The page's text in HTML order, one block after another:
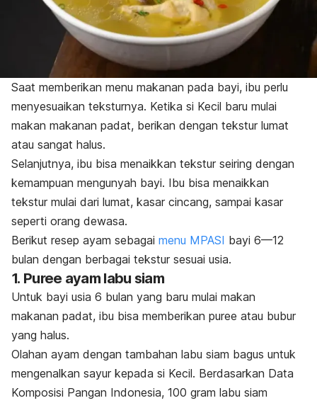
Saat memberikan menu makanan pada bayi, ibu perlu
menyesuaikan teksturnya. Ketika si Kecil baru mulai
makan makanan padat, berikan dengan tekstur lumat
atau sangat halus.
Selanjutnya, ibu bisa menaikkan tekstur seiring dengan
kemampuan mengunyah bayi. Ibu bisa menaikkan
tekstur mulai dari lumat, kasar cincang, sampai kasar
seperti orang dewasa.
Berikut resep ayam sebagai menu MPASI bayi 6—12
bulan dengan berbagai tekstur sesuai usia.
1. Puree ayam labu siam
Untuk bayi usia 6 bulan yang baru mulai makan
makanan padat, ibu bisa memberikan puree atau bubur
yang halus.
Olahan ayam dengan tambahan labu siam bagus untuk
mengenalkan sayur kepada si Kecil. Berdasarkan Data
Komposisi Pangan Indonesia, 100 gram labu siam